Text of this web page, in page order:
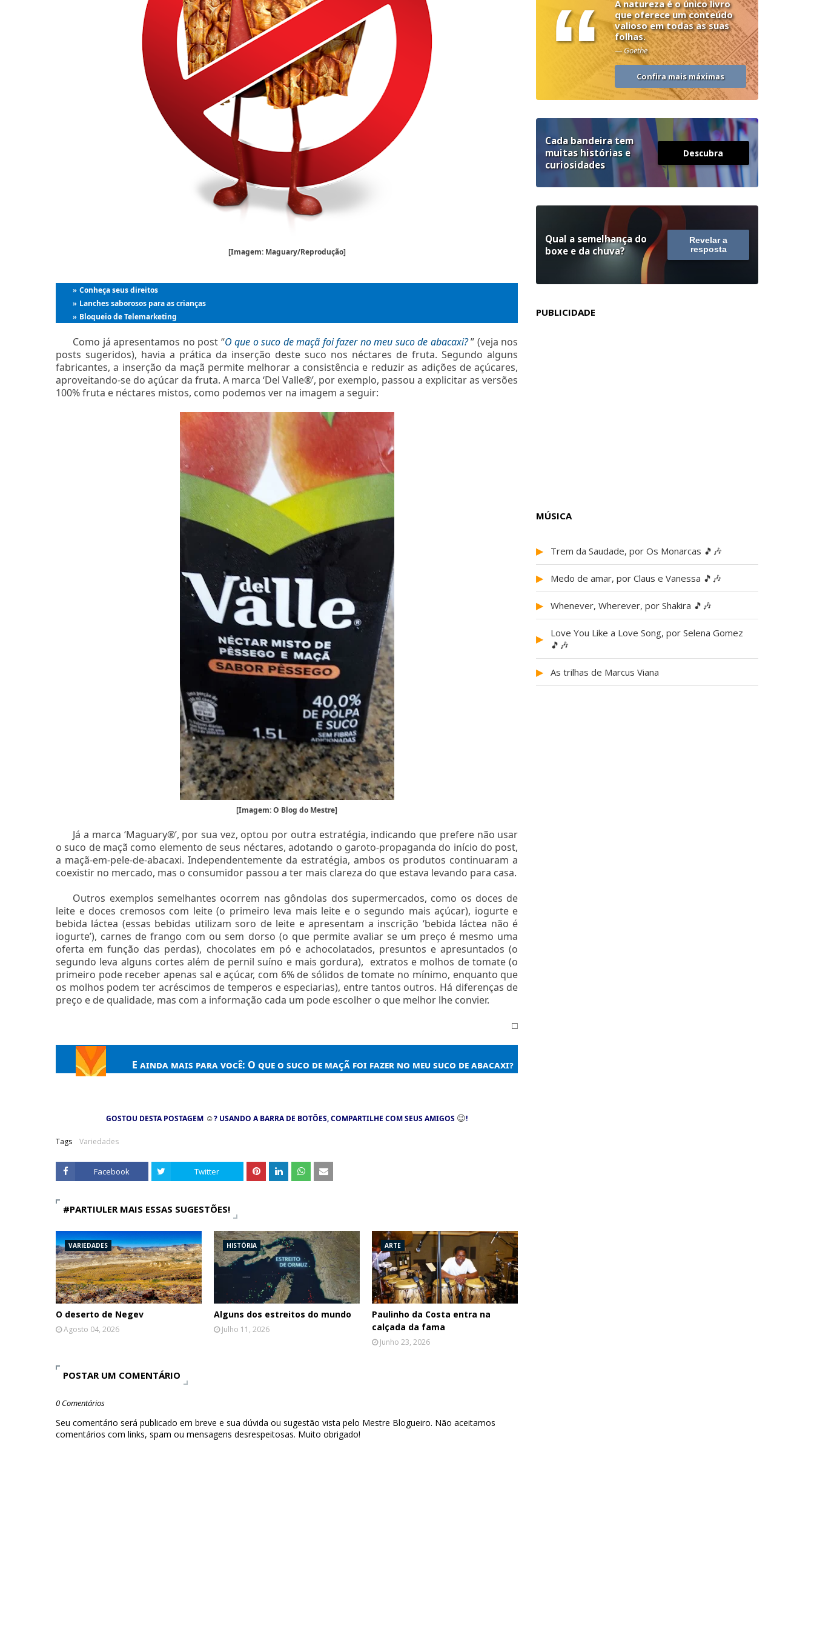
[Imagem: Maguary/Reprodução]
» Conheça seus direitos
» Lanches saborosos para as crianças
» Bloqueio de Telemarketing
Como já apresentamos no post “O que o suco de maçã foi fazer no meu suco de abacaxi?” (veja nos
posts sugeridos), havia a prática da inserção deste suco nos néctares de fruta. Segundo alguns
fabricantes, a inserção da maçã permite melhorar a consistência e reduzir as adições de açúcares,
aproveitando-se do açúcar da fruta. A marca ‘Del Valle®’, por exemplo, passou a explicitar as versões
100% fruta e néctares mistos, como podemos ver na imagem a seguir:
[Imagem: O Blog do Mestre]
Já a marca ‘Maguary®’, por sua vez, optou por outra estratégia, indicando que prefere não usar
o suco de maçã como elemento de seus néctares, adotando o garoto-propaganda do início do post,
a maçã-em-pele-de-abacaxi. Independentemente da estratégia, ambos os produtos continuaram a
coexistir no mercado, mas o consumidor passou a ter mais clareza do que estava levando para casa.
Outros exemplos semelhantes ocorrem nas gôndolas dos supermercados, como os doces de
leite e doces cremosos com leite (o primeiro leva mais leite e o segundo mais açúcar), iogurte e
bebida láctea (essas bebidas utilizam soro de leite e apresentam a inscrição ‘bebida láctea não é
iogurte’), carnes de frango com ou sem dorso (o que permite avaliar se um preço é mesmo uma
oferta em função das perdas), chocolates em pó e achocolatados, presuntos e apresuntados (o
segundo leva alguns cortes além de pernil suíno e mais gordura), extratos e molhos de tomate (o
primeiro pode receber apenas sal e açúcar, com 6% de sólidos de tomate no mínimo, enquanto que
os molhos podem ter acréscimos de temperos e especiarias), entre tantos outros. Há diferenças de
preço e de qualidade, mas com a informação cada um pode escolher o que melhor lhe convier.
□
E ainda mais para você: O que o suco de maçã foi fazer no meu suco de abacaxi?
GOSTOU DESTA POSTAGEM ☺? USANDO A BARRA DE BOTÕES, COMPARTILHE COM SEUS AMIGOS 😉!
Tags Variedades
Facebook Twitter
#PARTIULER MAIS ESSAS SUGESTÕES!
VARIEDADES
O deserto de Negev
Agosto 04, 2026
HISTÓRIA
Alguns dos estreitos do mundo
Julho 11, 2026
ARTE
Paulinho da Costa entra na
calçada da fama
Junho 23, 2026
POSTAR UM COMENTÁRIO
0 Comentários
Seu comentário será publicado em breve e sua dúvida ou sugestão vista pelo Mestre Blogueiro. Não aceitamos
comentários com links, spam ou mensagens desrespeitosas. Muito obrigado!
“
A natureza é o único livro
que oferece um conteúdo
valioso em todas as suas
folhas.
— Goethe
Confira mais máximas
Cada bandeira tem
muitas histórias e
curiosidades
Descubra
Qual a semelhança do
boxe e da chuva?
Revelar a
resposta
PUBLICIDADE
MÚSICA
▶ Trem da Saudade, por Os Monarcas 🎵🎶
▶ Medo de amar, por Claus e Vanessa 🎵🎶
▶ Whenever, Wherever, por Shakira 🎵🎶
▶
Love You Like a Love Song, por Selena Gomez
🎵🎶
▶ As trilhas de Marcus Viana